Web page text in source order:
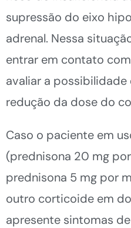
supressão do eixo
adrenal. Nessa
entrar em contato
avaliar a
redução da dose do
Caso o paciente em
(prednisona 20 mg
prednisona 5 mg por
outro corticoide em
apresente sintomas